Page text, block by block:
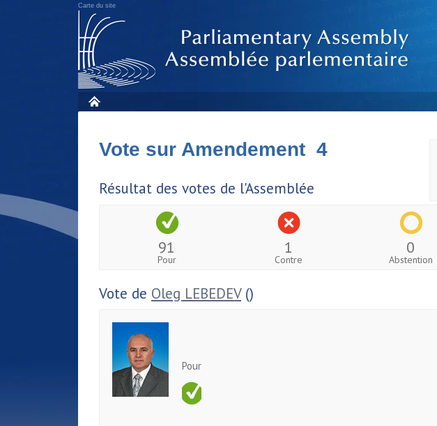
Carte du site
Vote sur Amendement 4
Résultat des votes de l'Assemblée
91
Pour
1
Contre
0
Abstention
Vote de Oleg LEBEDEV()
Pour